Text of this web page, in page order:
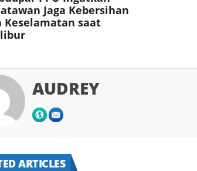
Jaga Kebersihan
Keselamatan saat
AUDREY
ARTICLES